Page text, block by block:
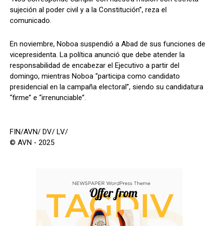
sujeción al poder civil y a la Constitución”, reza el
comunicado.
En noviembre, Noboa suspendió a Abad de sus funciones de
vicepresidenta. La política anunció que debe atender la
responsabilidad de encabezar el Ejecutivo a partir del
domingo, mientras Noboa “participa como candidato
presidencial en la campaña electoral”, siendo su candidatura
“firme” e “irrenunciable”.
FIN/AVN/ DV/ LV/
© AVN - 2025